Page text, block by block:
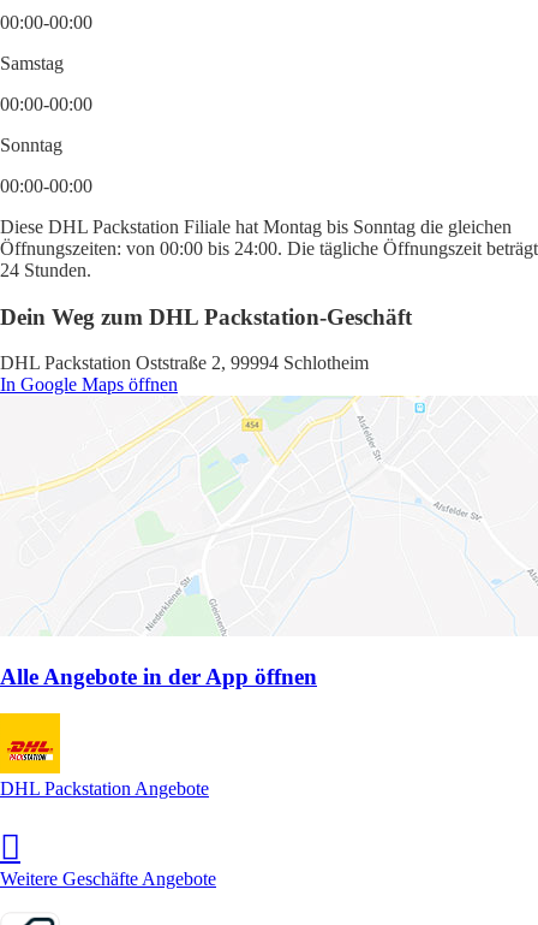
00:00-00:00
Samstag
00:00-00:00
Sonntag
00:00-00:00
Diese DHL Packstation Filiale hat Montag bis Sonntag die gleichen
Öffnungszeiten: von 00:00 bis 24:00. Die tägliche Öffnungszeit beträgt
24 Stunden.
Dein Weg zum DHL Packstation-Geschäft
DHL Packstation Oststraße 2, 99994 Schlotheim
In Google Maps öffnen
Alle Angebote in der App öffnen
DHL Packstation Angebote
Weitere Geschäfte Angebote